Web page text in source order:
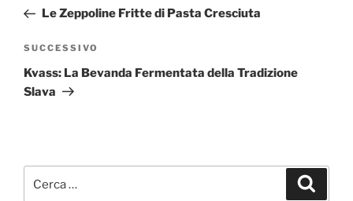
precedente:
Le Zeppoline Fritte di Pasta Cresciuta
Articolo
successivo
SUCCESSIVO
Kvass: La Bevanda Fermentata della Tradizione
Slava